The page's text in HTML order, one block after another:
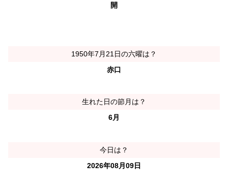
開
1950年7月21日の六曜は？
赤口
生れた日の節月は？
6月
今日は？
2026年08月09日